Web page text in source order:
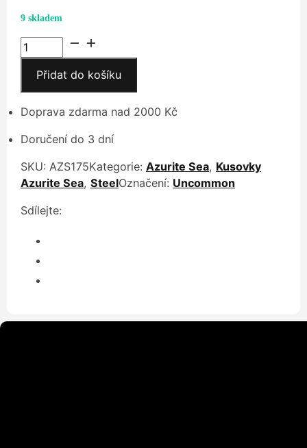
9 skladem
Mr.Smee,
Steadfast
Mate
množství
Přidat do košíku
Doprava zdarma nad 2000 Kč
Doručení do 3 dní
SKU: AZS175Kategorie: Azurite Sea, Kusovky
Azurite Sea, SteelOznačení: Uncommon
Sdílejte: